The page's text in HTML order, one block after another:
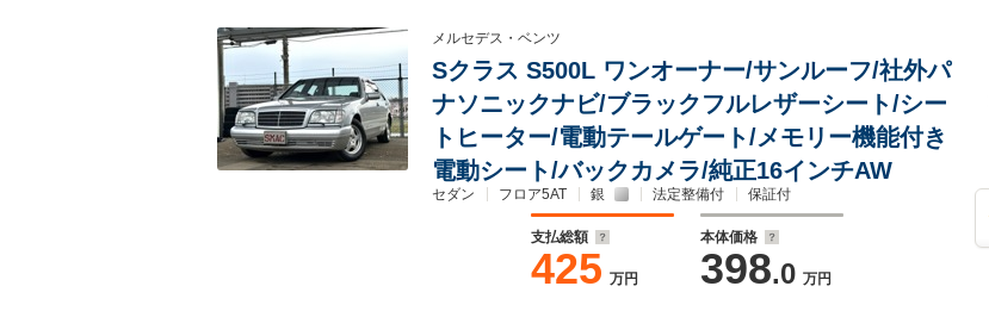
メルセデス・ベンツ
Sクラス S500L ワンオーナー/サンルーフ/社外パ
ナソニックナビ/ブラックフルレザーシート/シー
トヒーター/電動テールゲート/メモリー機能付き
電動シート/バックカメラ/純正16インチAW
セダン フロア5AT 銀 法定整備付 保証付
支払総額
425 万円
本体価格
398.0 万円